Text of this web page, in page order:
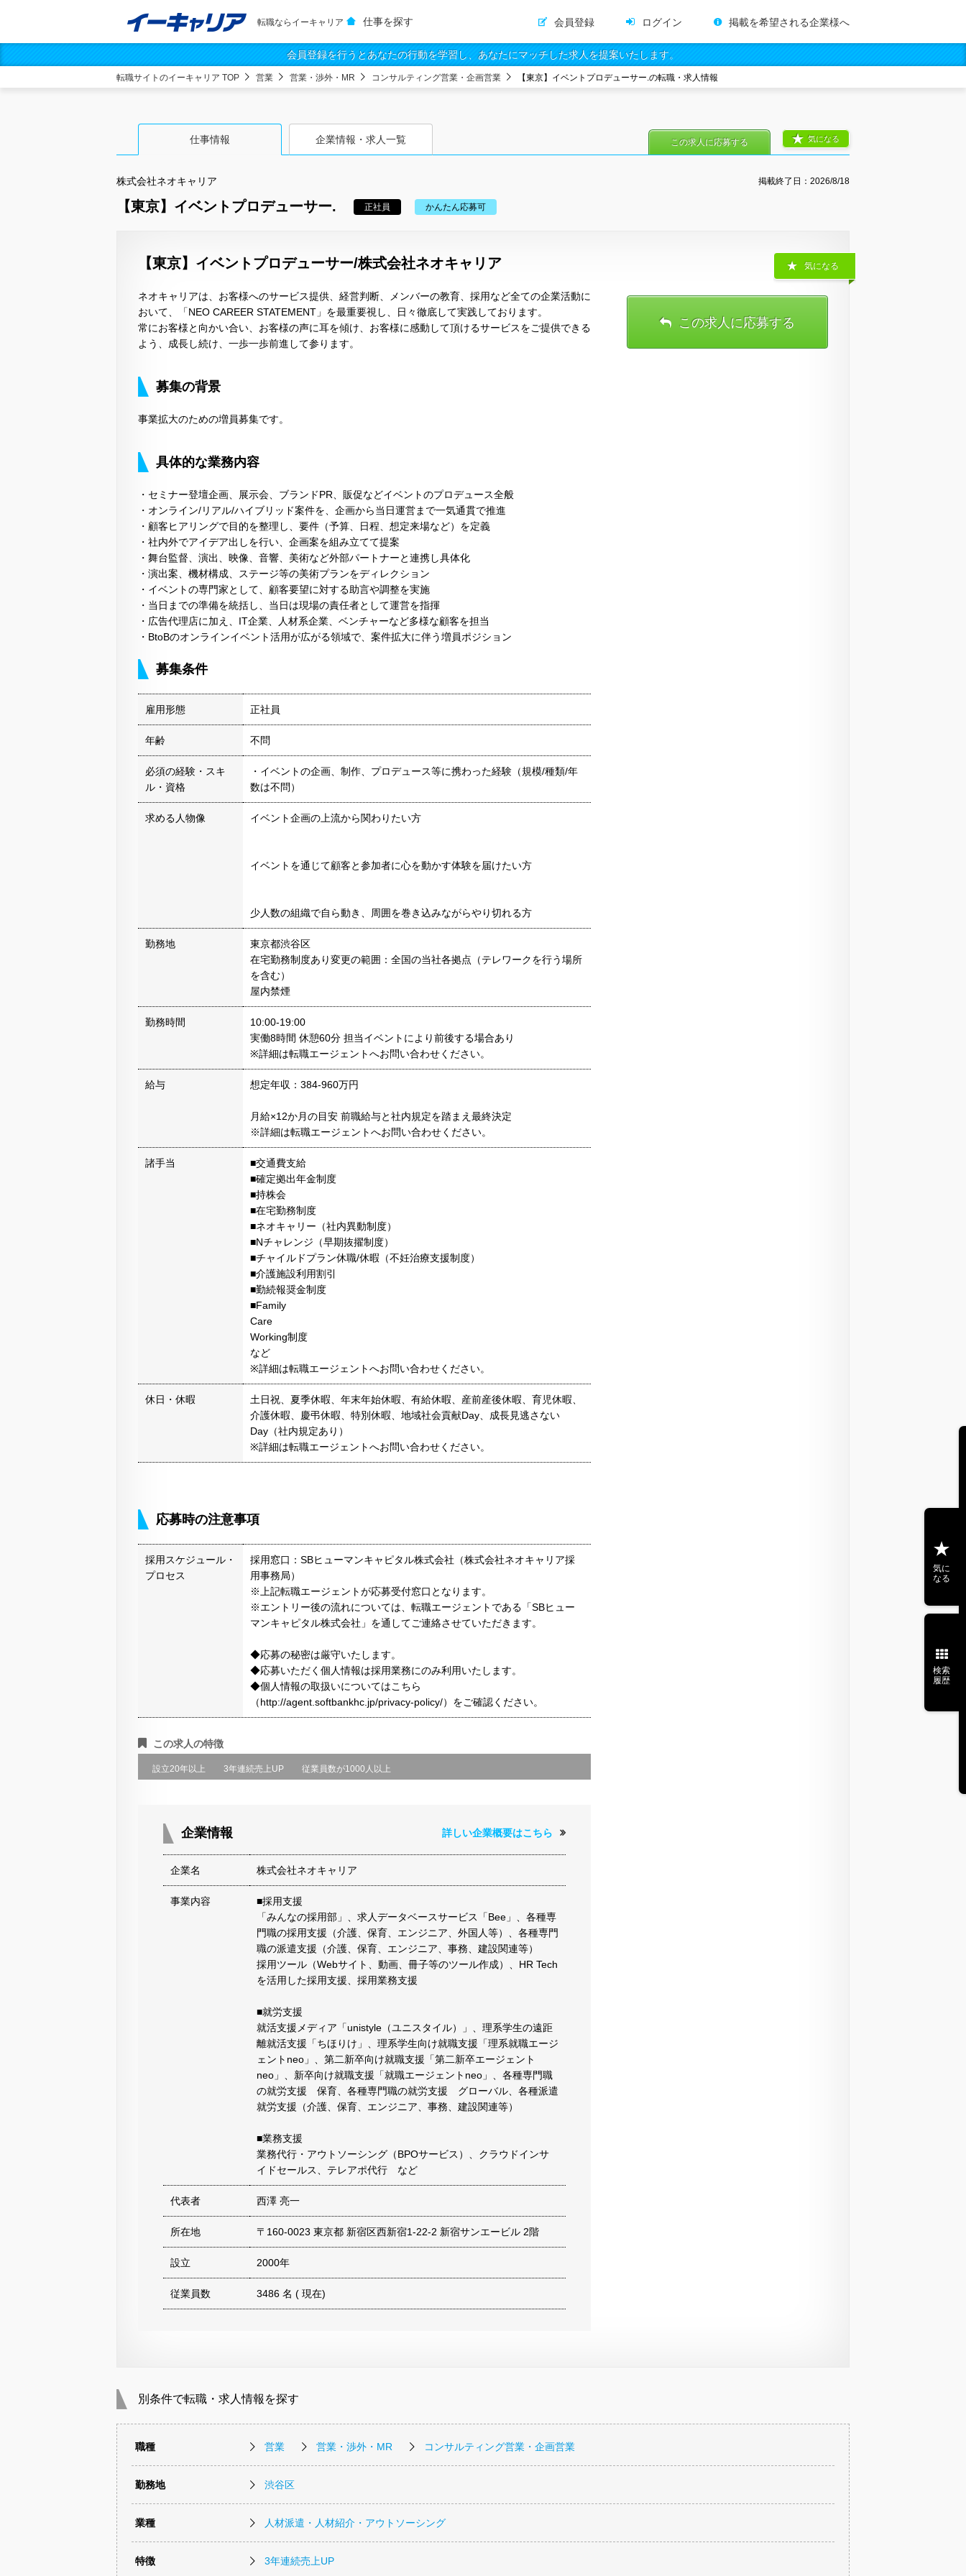
転職ならイーキャリア 仕事を探す 会員登録 ログイン 掲載を希望される企業様へ
会員登録を行うとあなたの行動を学習し、あなたにマッチした求人を提案いたします。
転職サイトのイーキャリア TOP 営業 営業・渉外・MR コンサルティング営業・企画営業 【東京】イベントプロデューサー.の転職・求人情報
仕事情報 企業情報・求人一覧
株式会社ネオキャリア 掲載終了日： 2026/8/18
【東京】イベントプロデューサー. 正社員 かんたん応募可
気になる
この求人に応募する
【東京】イベントプロデューサー/株式会社ネオキャリア
ネオキャリアは、お客様へのサービス提供、経営判断、メンバーの教育、採用など全ての企業活動に
おいて、「NEO CAREER STATEMENT」を最重要視し、日々徹底して実践しております。
常にお客様と向かい合い、お客様の声に耳を傾け、お客様に感動して頂けるサービスをご提供できる
よう、成長し続け、一歩一歩前進して参ります。
募集の背景
事業拡大のための増員募集です。
具体的な業務内容
・セミナー登壇企画、展示会、ブランドPR、販促などイベントのプロデュース全般
・オンライン/リアル/ハイブリッド案件を、企画から当日運営まで一気通貫で推進
・顧客ヒアリングで目的を整理し、要件（予算、日程、想定来場など）を定義
・社内外でアイデア出しを行い、企画案を組み立てて提案
・舞台監督、演出、映像、音響、美術など外部パートナーと連携し具体化
・演出案、機材構成、ステージ等の美術プランをディレクション
・イベントの専門家として、顧客要望に対する助言や調整を実施
・当日までの準備を統括し、当日は現場の責任者として運営を指揮
・広告代理店に加え、IT企業、人材系企業、ベンチャーなど多様な顧客を担当
・BtoBのオンラインイベント活用が広がる領域で、案件拡大に伴う増員ポジション
募集条件
雇用形態 正社員
年齢 不問
必須の経験・スキ
ル・資格
・イベントの企画、制作、プロデュース等に携わった経験（規模/種類/年
数は不問）
求める人物像 イベント企画の上流から関わりたい方
イベントを通じて顧客と参加者に心を動かす体験を届けたい方
少人数の組織で自ら動き、周囲を巻き込みながらやり切れる方
勤務地
東京都渋谷区
在宅勤務制度あり変更の範囲：全国の当社各拠点（テレワークを行う場所
を含む）
屋内禁煙
勤務時間
10:00-19:00
実働8時間 休憩60分 担当イベントにより前後する場合あり
※詳細は転職エージェントへお問い合わせください。
給与 想定年収：384-960万円
月給×12か月の目安 前職給与と社内規定を踏まえ最終決定
※詳細は転職エージェントへお問い合わせください。
諸手当
■交通費支給
■確定拠出年金制度
■持株会
■在宅勤務制度
■ネオキャリー（社内異動制度）
■Nチャレンジ（早期抜擢制度）
■チャイルドプラン休職/休暇（不妊治療支援制度）
■介護施設利用割引
■勤続報奨金制度
■Family
Care
Working制度
など
※詳細は転職エージェントへお問い合わせください。
休日・休暇
土日祝、夏季休暇、年末年始休暇、有給休暇、産前産後休暇、育児休暇、
介護休暇、慶弔休暇、特別休暇、地域社会貢献Day、成長見逃さない
Day（社内規定あり）
※詳細は転職エージェントへお問い合わせください。
応募時の注意事項
採用スケジュール・
プロセス
採用窓口：SBヒューマンキャピタル株式会社（株式会社ネオキャリア採
用事務局）
※上記転職エージェントが応募受付窓口となります。
※エントリー後の流れについては、転職エージェントである「SBヒュー
マンキャピタル株式会社」を通してご連絡させていただきます。
◆応募の秘密は厳守いたします。
◆応募いただく個人情報は採用業務にのみ利用いたします。
◆個人情報の取扱いについてはこちら
（http://agent.softbankhc.jp/privacy-policy/）をご確認ください。
この求人の特徴
設立20年以上 3年連続売上UP 従業員数が1000人以上
企業情報 詳しい企業概要はこちら
企業名 株式会社ネオキャリア
事業内容
■採用支援
「みんなの採用部」、求人データベースサービス「Bee」、各種専
門職の採用支援（介護、保育、エンジニア、外国人等）、各種専門
職の派遣支援（介護、保育、エンジニア、事務、建設関連等）
採用ツール（Webサイト、動画、冊子等のツール作成）、HR Tech
を活用した採用支援、採用業務支援
■就労支援
就活支援メディア「unistyle（ユニスタイル）」、理系学生の遠距
離就活支援「ちほりけ」、理系学生向け就職支援「理系就職エージ
ェントneo」、第二新卒向け就職支援「第二新卒エージェント
neo」、新卒向け就職支援「就職エージェントneo」、各種専門職
の就労支援 保育、各種専門職の就労支援 グローバル、各種派遣
就労支援（介護、保育、エンジニア、事務、建設関連等）
■業務支援
業務代行・アウトソーシング（BPOサービス）、クラウドインサ
イドセールス、テレアポ代行 など
代表者 西澤 亮一
所在地 〒160-0023 東京都 新宿区西新宿1-22-2 新宿サンエービル 2階
設立 2000年
従業員数 3486 名 ( 現在)
気になる
この求人に応募する
別条件で転職・求人情報を探す
職種 営業 営業・渉外・MR コンサルティング営業・企画営業
勤務地 渋谷区
業種 人材派遣・人材紹介・アウトソーシング
特徴 3年連続売上UP
気に
なる
検索
履歴